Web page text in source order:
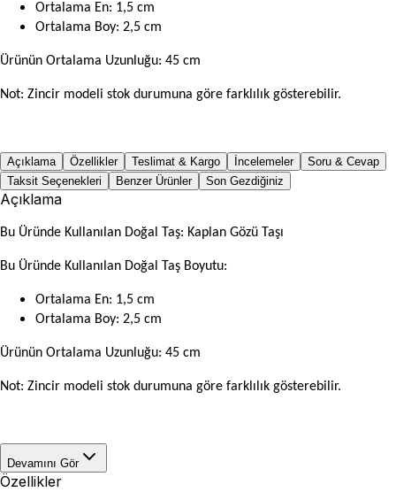
Ortalama En: 1,5 cm
Ortalama Boy: 2,5 cm
Ürünün Ortalama Uzunluğu: 45 cm
Not: Zincir modeli stok durumuna göre farklılık gösterebilir.
Açıklama Özellikler Teslimat & Kargo İncelemeler
Soru & Cevap
Taksit Seçenekleri
Benzer Ürünler Son Gezdiğiniz
Açıklama
Bu Üründe Kullanılan Doğal Taş: Kaplan Gözü Taşı
Bu Üründe Kullanılan Doğal Taş Boyutu:
Ortalama En: 1,5 cm
Ortalama Boy: 2,5 cm
Ürünün Ortalama Uzunluğu: 45 cm
Not: Zincir modeli stok durumuna göre farklılık gösterebilir.
Devamını Gör
Özellikler